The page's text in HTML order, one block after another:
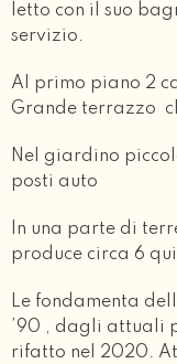
letto con il suo
servizio.
Al primo piano 2
Grande terrazzo
Nel giardino
posti auto
In una parte di
produce circa 6
Le fondamenta
’90 , dagli attuali
rifatto nel 2020.